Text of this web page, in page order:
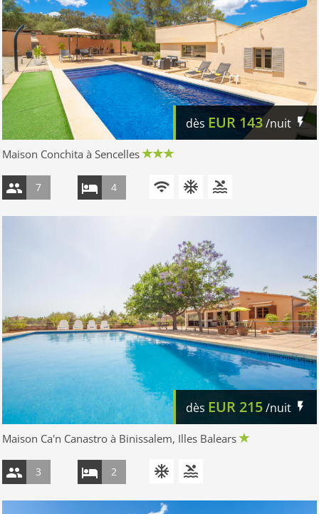
dès EUR 143/nuit
Maison Conchita à Sencelles
7 4
dès EUR215/nuit
Maison Ca'n Canastro à Binissalem, Illes Balears
3 2